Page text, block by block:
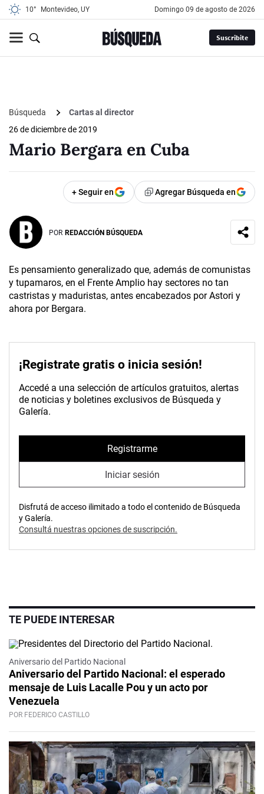
10° Montevideo, UY domingo 09 de agosto de 2026
Suscribite
Búsqueda
Cartas al director
26 de diciembre de 2019
Mario Bergara en Cuba
+ Seguir en Agregar Búsqueda en
POR REDACCIÓN BÚSQUEDA
Es pensamiento generalizado que, además de comunistas
y tupamaros, en el Frente Amplio hay sectores no tan
castristas y maduristas, antes encabezados por Astori y
ahora por Bergara.
¡Registrate gratis o inicia sesión!
Accedé a una selección de artículos gratuitos, alertas
de noticias y boletines exclusivos de Búsqueda y
Galería.
Registrarme
Iniciar sesión
Disfrutá de acceso ilimitado a todo el contenido de Búsqueda
y Galería.
Consultá nuestras opciones de suscripción.
TE PUEDE INTERESAR
Aniversario del Partido Nacional
Aniversario del Partido Nacional: el esperado
mensaje de Luis Lacalle Pou y un acto por
Venezuela
POR FEDERICO CASTILLO